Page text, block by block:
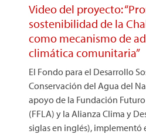
Video del proyecto:
sostenibilidad de la
como mecanismo de
climática comunitaria”
El Fondo para el Desarrollo
Conservación del Agua del
apoyo de la Fundación
(FFLA) y la Alianza Clima y
siglas en inglés), implementó